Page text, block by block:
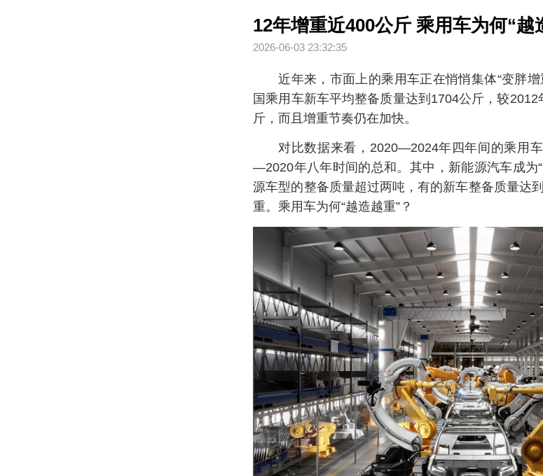
12年增重近400公斤 乘用车为何“越
2026-06-03 23:32:35
近年来，市面上的乘用车正在悄悄集体“变胖
国乘用车新车平均整备质量达到1704公斤，较
斤，而且增重节奏仍在加快。
对比数据来看，2020—2024年四年间的乘用
—2020年八年时间的总和。其中，新能源汽车成为
源车型的整备质量超过两吨，有的新车整备质量达
重。乘用车为何“越造越重”？